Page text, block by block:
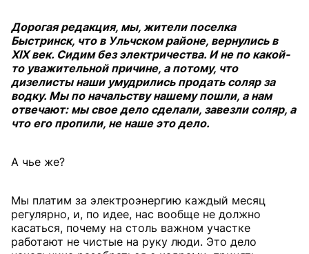
Дорогая редакция, мы, жители поселка
Быстринск, что в Ульчском районе, вернулись в
XIX век. Сидим без электричества. И не по какой-
то уважительной причине, а потому, что
дизелисты наши умудрились продать соляр за
водку. Мы по начальству нашему пошли, а нам
отвечают: мы свое дело сделали, завезли соляр, а
что его пропили, не наше это дело.
А чье же?
Мы платим за электроэнергию каждый месяц
регулярно, и, по идее, нас вообще не должно
касаться, почему на столь важном участке
работают не чистые на руку люди. Это дело